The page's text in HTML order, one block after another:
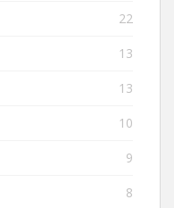
22
13
13
10
9
8